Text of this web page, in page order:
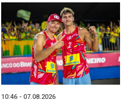
10:46 - 07.08.2026